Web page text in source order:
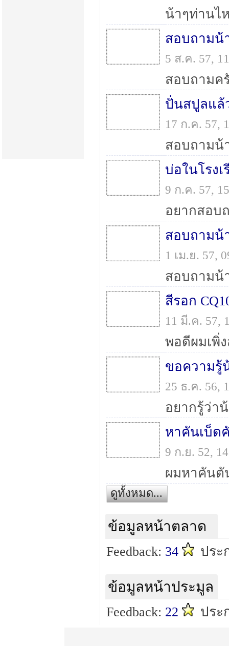
สอบถามน้
5 ส.ค. 57,
ปั่นสปูลแล้
17 ก.ค. 57,
บ่อในโรง
9 ก.ค. 57,
สอบถามน้
1 เม.ย. 57,
สีรอก
11 มี.ค. 57,
ขอความรู้
25 ธ.ค. 56,
หาคันเบ็ด
9 ก.ย. 52,
ดูทั้งหมด...
ข้อมูลหน้าตลาด
Feedback: 34 ประ
ข้อมูลหน้าประมูล
Feedback: 22 ประ